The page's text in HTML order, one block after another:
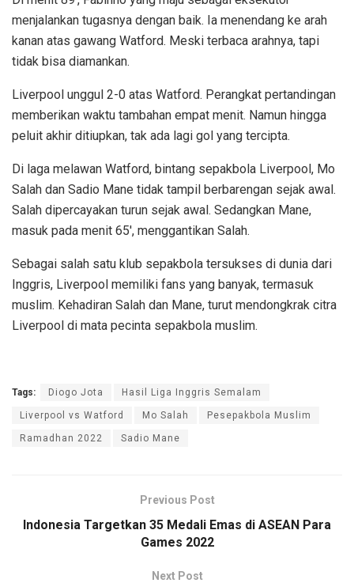
menjalankan tugasnya dengan baik. Ia menendang ke arah
kanan atas gawang Watford. Meski terbaca arahnya, tapi
tidak bisa diamankan.
Liverpool unggul 2-0 atas Watford. Perangkat pertandingan
memberikan waktu tambahan empat menit. Namun hingga
peluit akhir ditiupkan, tak ada lagi gol yang tercipta.
Di laga melawan Watford, bintang sepakbola Liverpool, Mo
Salah dan Sadio Mane tidak tampil berbarengan sejak awal.
Salah dipercayakan turun sejak awal. Sedangkan Mane,
masuk pada menit 65′, menggantikan Salah.
Sebagai salah satu klub sepakbola tersukses di dunia dari
Inggris, Liverpool memiliki fans yang banyak, termasuk
muslim. Kehadiran Salah dan Mane, turut mendongkrak citra
Liverpool di mata pecinta sepakbola muslim.
Tags: Diogo Jota Hasil Liga Inggris Semalam
Liverpool vs Watford Mo Salah Pesepakbola Muslim
Ramadhan 2022 Sadio Mane
Previous Post
Indonesia Targetkan 35 Medali Emas di ASEAN Para
Games 2022
Next Post